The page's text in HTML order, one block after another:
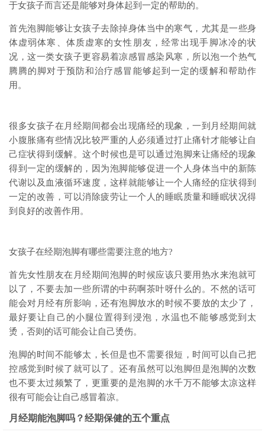
于女孩子而言还是能够对身体起到一定的帮助的。
首先泡脚能够让女孩子去除掉身体当中的寒气，尤其是一些身
体虚弱体寒、体质虚寒的女性朋友，经常出现手脚冰冷的状
况，这一类女孩子更容易着凉感冒感染风寒，所以泡一个热气
腾腾的脚对于预防和治疗感冒能够起到一定的缓解和帮助作
用。
很多女孩子在月经期间都会出现痛经的现象，一到月经期间就
小腹胀痛有些情况比较严重的人必须通过打止痛针才能够让自
己症状得到缓解。这个时候也是可以通过泡脚来让痛经的现象
得到一定的缓解的，因为泡脚能够促进一个人身体当中的新陈
代谢以及血液循环速度，这样就能够让一个人痛经的症状得到
一定的改善，可以消除疲劳让一个人的睡眠质量和睡眠状况得
到良好的改善作用。
女孩子在经期泡脚有哪些需要注意的地方?
首先女性朋友在月经期间泡脚的时候应该只要用热水来泡就可
以了，不要去加一些所谓的中药啊茶叶呀什么的。不然的话可
能会对月经有所影响，还有泡脚放水的时候不要放的太少了，
最好要让自己的小腿位置得到浸泡，水温也不能够感觉到太
烫，否则的话可能会让自己烫伤。
泡脚的时间不能够太，长但是也不需要很短，时间可以自己把
控感觉到时候了就可以了。还有虽然可以泡脚但是泡脚的次数
也不要太过频繁了，更重要的是泡脚的水千万不能够太凉这样
很有可能会让自己感冒着凉。
月经期能泡脚吗？经期保健的五个重点